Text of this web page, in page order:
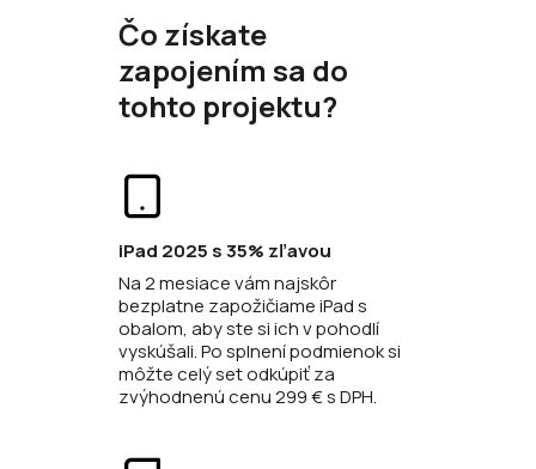
Čo získate
zapojením sa do
tohto projektu?
iPad 2025 s 35% zľavou
Na 2 mesiace vám najskôr
bezplatne zapožičiame iPad s
obalom, aby ste si ich v pohodlí
vyskúšali. Po splnení podmienok si
môžte celý set odkúpiť za
zvýhodnenú cenu 299 € s DPH.